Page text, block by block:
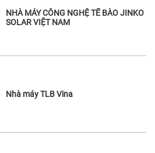
NHÀ MÁY CÔNG NGHỆ TẾ BÀO JINKO
SOLAR VIỆT NAM
Nhà máy TLB Vina